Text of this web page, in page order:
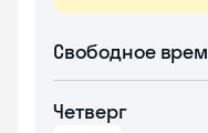
Свободное
Четверг